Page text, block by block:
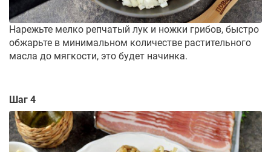
Нарежьте мелко репчатый лук и ножки грибов, быстро
обжарьте в минимальном количестве растительного
масла до мягкости, это будет начинка.
Шаг 4